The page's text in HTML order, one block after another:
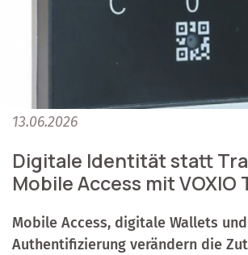
13.06.2026
Digitale Identität statt
Mobile Access mit VOXIO
Mobile Access, digitale Wallets
Authentifizierung verändern die